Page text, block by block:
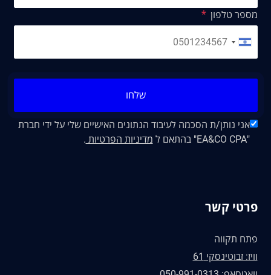
מספר טלפון
שלחו
אני נותן/ת הסכמה לעיבוד הנתונים האישיים שלי על ידי חברת
"EA&CO CPA" בהתאם ל
מדיניות הפרטיות .
פרטי קשר
פתח תקווה
וויז: זבוטינסקי 61